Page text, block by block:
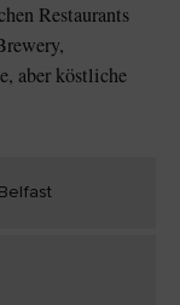
Restaurants
aber köstliche